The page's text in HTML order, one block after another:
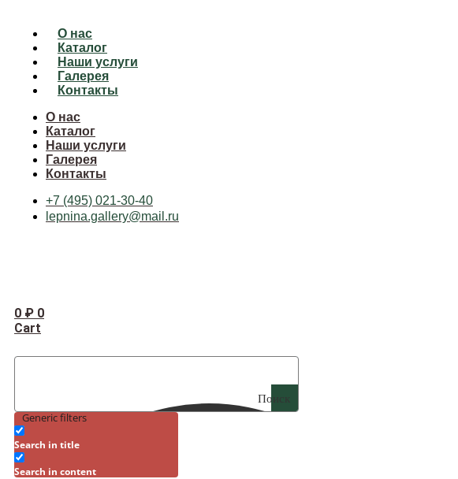
О нас
Каталог
Наши услуги
Галерея
Контакты
О нас
Каталог
Наши услуги
Галерея
Контакты
+7 (495) 021-30-40
lepnina.gallery@mail.ru
0 ₽ 0
Cart
Поиск
Generic filters
Search in title
Search in content